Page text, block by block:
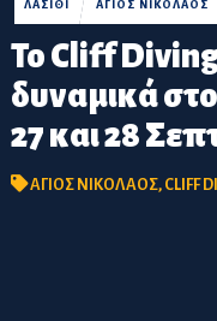
Το Cliff
δυναμικά
27 και 28
ΛΑΣΙΘΙ ΑΓΙΟΣ ΝΙΚΟΛΑΟΣ
ΑΓΙΟΣ ΝΙΚΟΛΑΟΣ, CLIFF